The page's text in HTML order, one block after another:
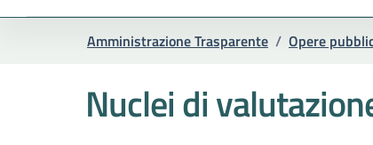
Amministrazione Trasparente / Opere
Nuclei di